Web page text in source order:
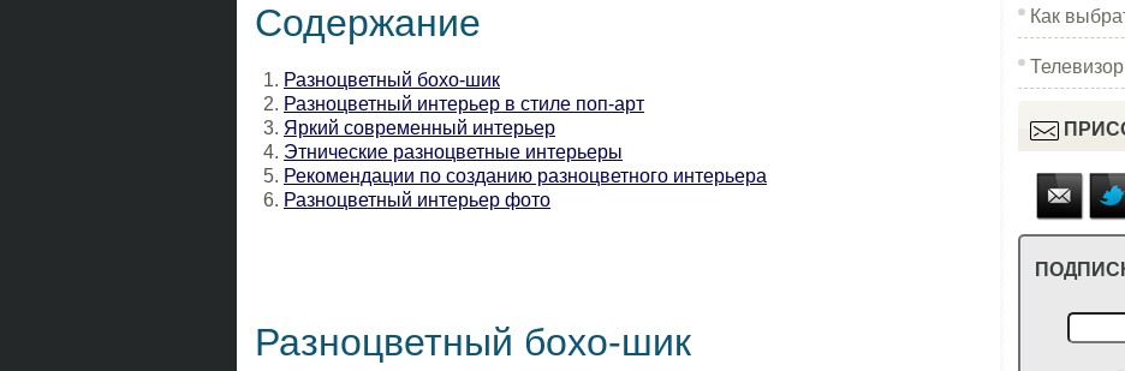
Содержание
Разноцветный бохо-шик
Разноцветный интерьер в стиле поп-арт
Яркий современный интерьер
Этнические разноцветные интерьеры
Рекомендации по созданию разноцветного интерьера
Разноцветный интерьер фото
Разноцветный бохо-шик
Как